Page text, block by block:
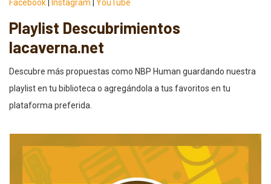
Facebook Instagram YouTube
Playlist Descubrimientos
lacaverna.net
Descubre más propuestas como NBP Human guardando nuestra
playlist en tu biblioteca o agregándola a tus favoritos en tu
plataforma preferida.